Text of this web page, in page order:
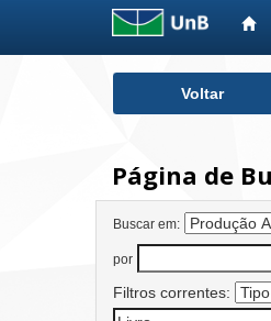
Voltar
Página de
Buscar em:
por
Filtros correntes: